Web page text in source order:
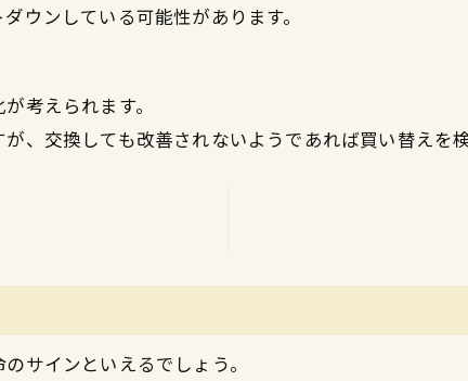
ウンしている可能性があります。
考えられます。
、交換しても改善されないようであれば買い替えを
サインといえるでしょう。